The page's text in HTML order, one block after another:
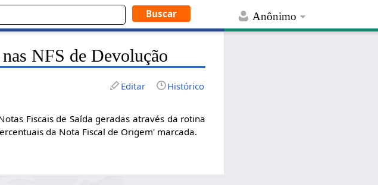
Anônimo
NFS de Devolução
Editar Histórico
Fiscais de Saída geradas através da rotina
da Nota Fiscal de Origem' marcada.